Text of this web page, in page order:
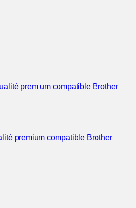
premium compatible Brother